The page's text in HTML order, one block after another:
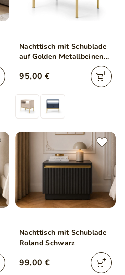
Nachttisch mit Schublade
auf Golden Metallbeinen
95,00 €
Nachttisch mit Schublade
Roland Schwarz
99,00 €